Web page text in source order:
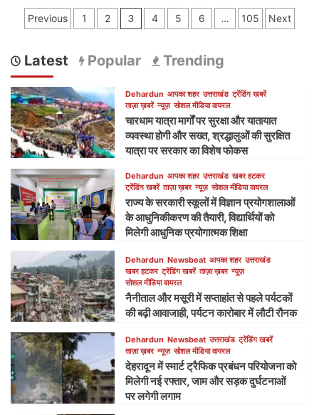
Posts
Previous 1 2 3 4 5 6 … 105 Next
Latest Popular Trending
Dehardun आपका शहर उत्तराखंड ट्रेंडिंग खबरें
ताज़ा ख़बरें न्यूज़ सोशल मीडिया वायरल
चारधाम यात्रा मार्गों पर सुरक्षा और यातायात
व्यवस्था होगी और सख्त, श्रद्धालुओं की सुरक्षित
यात्रा पर सरकार का विशेष फोकस
Dehardun आपका शहर उत्तराखंड खबर हटकर
ट्रेंडिंग खबरें ताज़ा ख़बर न्यूज़ सोशल मीडिया वायरल
राज्य के सरकारी स्कूलों में विज्ञान प्रयोगशालाओं
के आधुनिकीकरण की तैयारी, विद्यार्थियों को
मिलेगी आधुनिक प्रयोगात्मक शिक्षा
Dehardun Newsbeat आपका शहर उत्तराखंड
खबर हटकर ट्रेंडिंग खबरें ताज़ा ख़बर न्यूज़
सोशल मीडिया वायरल
नैनीताल और मसूरी में सप्ताहांत से पहले पर्यटकों
की बढ़ी आवाजाही, पर्यटन कारोबार में लौटी रौनक
Dehardun Newsbeat उत्तराखंड ट्रेंडिंग खबरें
ताज़ा ख़बर न्यूज़ सोशल मीडिया वायरल
देहरादून में स्मार्ट ट्रैफिक प्रबंधन परियोजना को
मिलेगी नई रफ्तार, जाम और सड़क दुर्घटनाओं
पर लगेगी लगाम